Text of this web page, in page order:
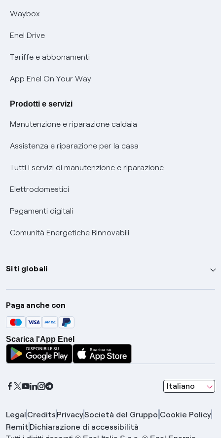
Informativa RAEE
Informativa Privacy AI
Offerta Tutela Vulnerabilità Gas
Mobilità Elettrica
Phishing e truffe online
Verifica chi ti ha chiamato
Agevolazione utenti con disabilità per offerte Fibra
Informativa RAEE
Waybox
Enel Drive
Tariffe e abbonamenti
App Enel On Your Way
Prodotti e servizi
Manutenzione e riparazione caldaia
Assistenza e riparazione per la casa
Tutti i servizi di manutenzione e riparazione
Elettrodomestici
Pagamenti digitali
Comunità Energetiche Rinnovabili
Siti globali
Enel Group
Enel Green Power
Global Trading
Global Procurement
Gridspertise
Paga anche con
Scarica l'App Enel
Italiano
seleziona una
Legal Credits PrivacySocietà del Gruppo Cookie Policy
Remit Dichiarazione di accessibilità
Tutti i diritti riservati © Enel Italia S.p.a. © Enel Energia